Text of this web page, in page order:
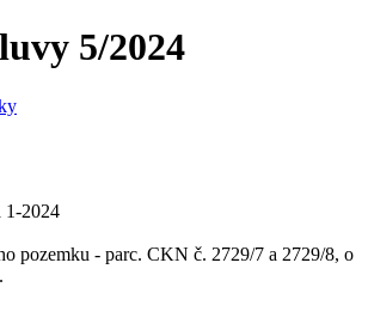
5/2024
1-2024
pozemku - parc. CKN č. 2729/7 a 2729/8, o